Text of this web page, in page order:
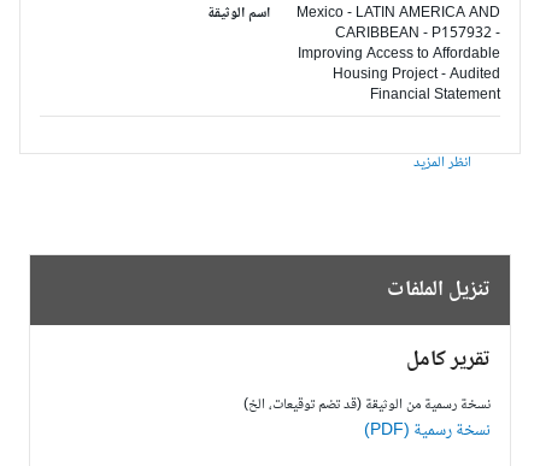
اسم الوثيقة
Mexico - LATIN AMERICA AND
CARIBBEAN - P157932 -
Improving Access to Affordable
Housing Project - Audited
Financial Statement
انظر المزيد
تنزيل الملفات
تقرير كامل
نسخة رسمية من الوثيقة (قد تضم توقيعات، الخ)
نسخة رسمية (PDF)